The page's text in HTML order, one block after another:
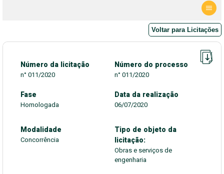
Voltar para Licitações
Número da licitação
n° 011/2020
Número do processo
n° 011/2020
Fase
Homologada
Data da realização
06/07/2020
Modalidade
Concorrência
Tipo de objeto da
licitação:
Obras e serviços de
engenharia